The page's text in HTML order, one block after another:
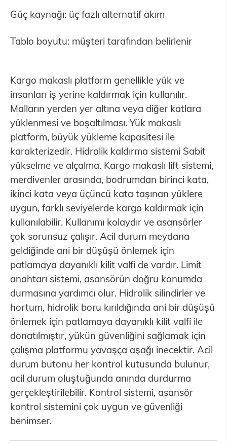
Güç kaynağı: üç fazlı alternatif akım
Tablo boyutu: müşteri tarafından belirlenir
Kargo makaslı platform genellikle yük ve
insanları iş yerine kaldırmak için kullanılır.
Malların yerden yer altına veya diğer katlara
yüklenmesi ve boşaltılması. Yük makaslı
platform, büyük yükleme kapasitesi ile
karakterizedir. Hidrolik kaldırma sistemi Sabit
yükselme ve alçalma. Kargo makaslı lift sistemi,
merdivenler arasında, bodrumdan birinci kata,
ikinci kata veya üçüncü kata taşınan yüklere
uygun, farklı seviyelerde kargo kaldırmak için
kullanılabilir. Kullanımı kolaydır ve asansörler
çok sorunsuz çalışır. Acil durum meydana
geldiğinde ani bir düşüşü önlemek için
patlamaya dayanıklı kilit valfi de vardır. Limit
anahtarı sistemi, asansörün doğru konumda
durmasına yardımcı olur. Hidrolik silindirler ve
hortum, hidrolik boru kırıldığında ani bir düşüşü
önlemek için patlamaya dayanıklı kilit valfi ile
donatılmıştır, yükün güvenliğini sağlamak için
çalışma platformu yavaşça aşağı inecektir. Acil
durum butonu her kontrol kutusunda bulunur,
acil durum oluştuğunda anında durdurma
gerçekleştirilebilir. Kontrol sistemi, asansör
kontrol sistemini çok uygun ve güvenliği
benimser.